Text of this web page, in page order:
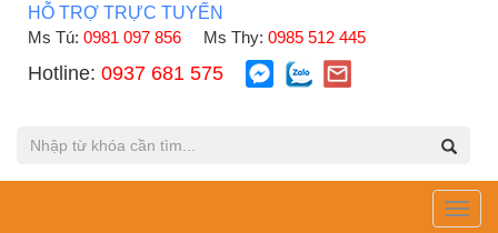
HỖ TRỢ TRỰC TUYẾN
Ms Tú: 0981 097 856 Ms Thy: 0985 512 445
Hotline: 0937 681 575